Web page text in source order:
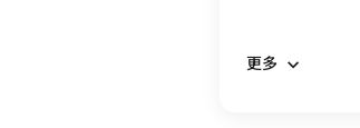
更多